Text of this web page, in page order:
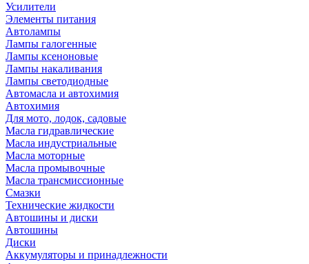
Усилители
Элементы питания
Автолампы
Лампы галогенные
Лампы ксеноновые
Лампы накаливания
Лампы светодиодные
Автомасла и автохимия
Автохимия
Для мото, лодок, садовые
Масла гидравлические
Масла индустриальные
Масла моторные
Масла промывочные
Масла трансмиссионные
Смазки
Технические жидкости
Автошины и диски
Автошины
Диски
Аккумуляторы и принадлежности